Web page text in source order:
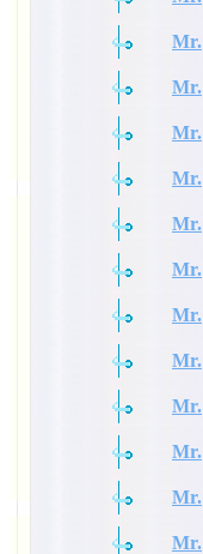
Mr.
Mr.
Mr.
Mr.
Mr.
Mr.
Mr.
Mr.
Mr.
Mr.
Mr.
Mr.